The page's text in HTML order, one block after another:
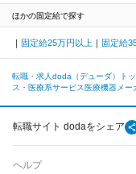
ほかの固定給で探す
固定給25万円以上 固定給
転職・求人doda（デューダ）ト
ス・医療系サービス 医療機器メー
転職サイト dodaをシェア
ヘルプ